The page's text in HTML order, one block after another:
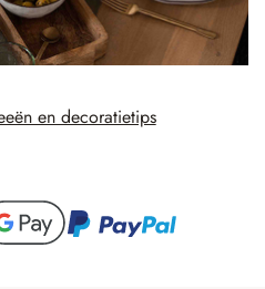
en decoratietips